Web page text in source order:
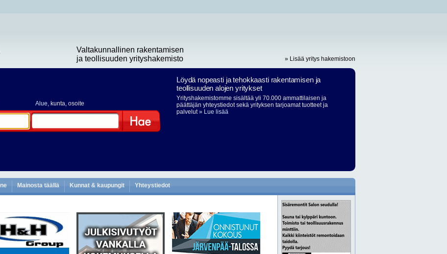
Valtakunnallinen rakentamisen
ja teollisuuden yrityshakemisto
» Lisää yritys hakemistoon
Alue, kunta, osoite
Löydä nopeasti ja tehokkaasti rakentamisen ja
teollisuuden alojen yritykset
Yrityshakemistomme sisältää yli 70.000 ammattilaisen ja
päättäjän yhteystiedot sekä yrityksen tarjoamat tuotteet ja
palvelut» Lue lisää
Mainosta täällä Kunnat & kaupungit Yhteystiedot